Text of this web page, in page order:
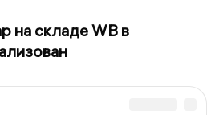
на складе WB в